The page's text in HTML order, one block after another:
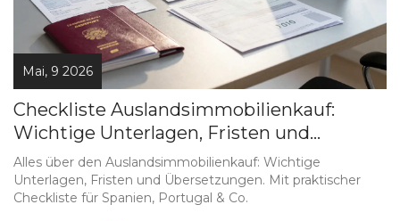
Mai, 9 2026
Checkliste Auslandsimmobilienkauf:
Wichtige Unterlagen, Fristen und
Übersetzungen
Alles über den Auslandsimmobilienkauf: Wichtige
Unterlagen, Fristen und Übersetzungen. Mit praktischer
Checkliste für Spanien, Portugal & Co.